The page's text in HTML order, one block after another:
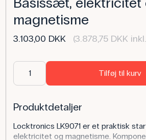
magnetisme
3.103,00 DKK (3.878,75 DKK
Tilføj til kurv
Produktdetaljer
Locktronics LK9071 er et praktisk
elektricitet og magnetisme.